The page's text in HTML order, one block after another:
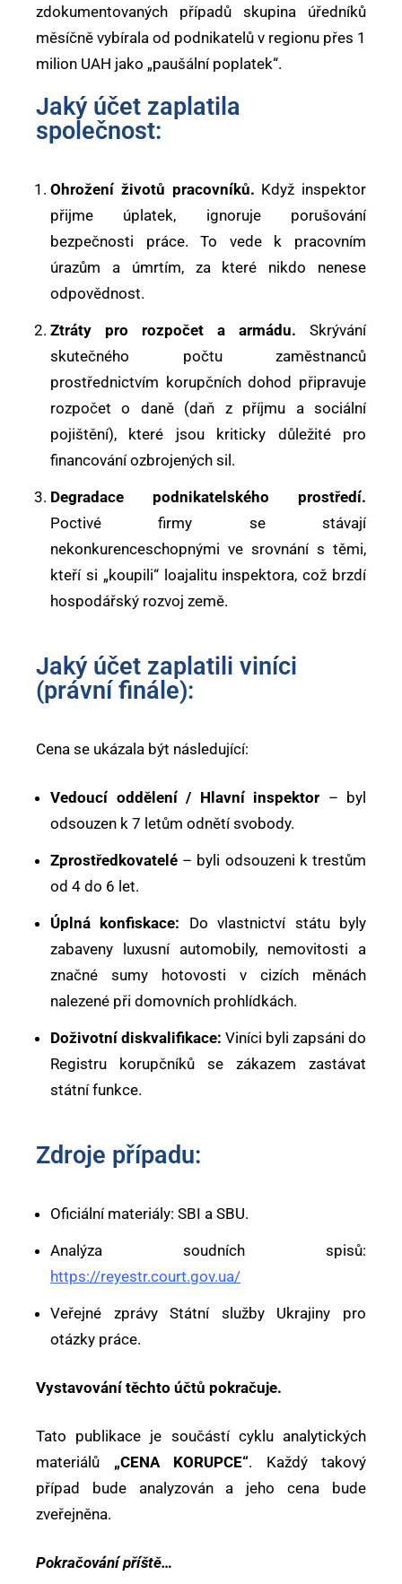
zdokumentovaných případů skupina úředníků
měsíčně vybírala od podnikatelů v regionu přes 1
milion UAH jako „paušální poplatek“.
Jaký účet zaplatila
společnost:
Ohrožení životů pracovníků. Když inspektor
přijme úplatek, ignoruje porušování
bezpečnosti práce. To vede k pracovním
úrazům a úmrtím, za které nikdo nenese
odpovědnost.
Ztráty pro rozpočet a armádu. Skrývání
skutečného počtu zaměstnanců
prostřednictvím korupčních dohod připravuje
rozpočet o daně (daň z příjmu a sociální
pojištění), které jsou kriticky důležité pro
financování ozbrojených sil.
Degradace podnikatelského prostředí.
Poctivé firmy se stávají
nekonkurenceschopnými ve srovnání s těmi,
kteří si „koupili“ loajalitu inspektora, což brzdí
hospodářský rozvoj země.
Jaký účet zaplatili viníci
(právní finále):
Cena se ukázala být následující:
Vedoucí oddělení / Hlavní inspektor – byl
odsouzen k 7 letům odnětí svobody.
Zprostředkovatelé – byli odsouzeni k trestům
od 4 do 6 let.
Úplná konfiskace: Do vlastnictví státu byly
zabaveny luxusní automobily, nemovitosti a
značné sumy hotovosti v cizích měnách
nalezené při domovních prohlídkách.
Doživotní diskvalifikace: Viníci byli zapsáni do
Registru korupčníků se zákazem zastávat
státní funkce.
Zdroje případu:
Oficiální materiály: SBI a SBU.
Analýza soudních spisů:
https://reyestr.court.gov.ua/
Veřejné zprávy Státní služby Ukrajiny pro
otázky práce.
Vystavování těchto účtů pokračuje.
Tato publikace je součástí cyklu analytických
materiálů „CENA KORUPCE“. Každý takový
případ bude analyzován a jeho cena bude
zveřejněna.
Pokračování příště…